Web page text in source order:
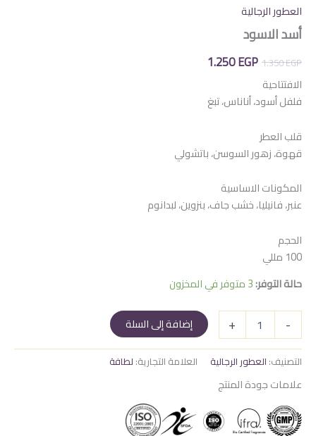
العطور الرجالية
أسد الاسود
1.350EGP
السعر
هو:
1.250EGP
الافتتاحية
فلفل أسود، أناناس، تبغ
قلب العطر
قهوة، زهور السوسن، باتشولي
المكونات الاساسية
عنبر، فانيليا، خشب جاف، بنزوين، لبدانوم
الحجم
100 مللي
حالة التوفر:3 متوفر في المخزون
-
كمية
أسد
الاسود
+ إضافة إلى السلة
التصنيف: العطور الرجالية العلامة التجارية: لطافة
علامات جودة المنتج